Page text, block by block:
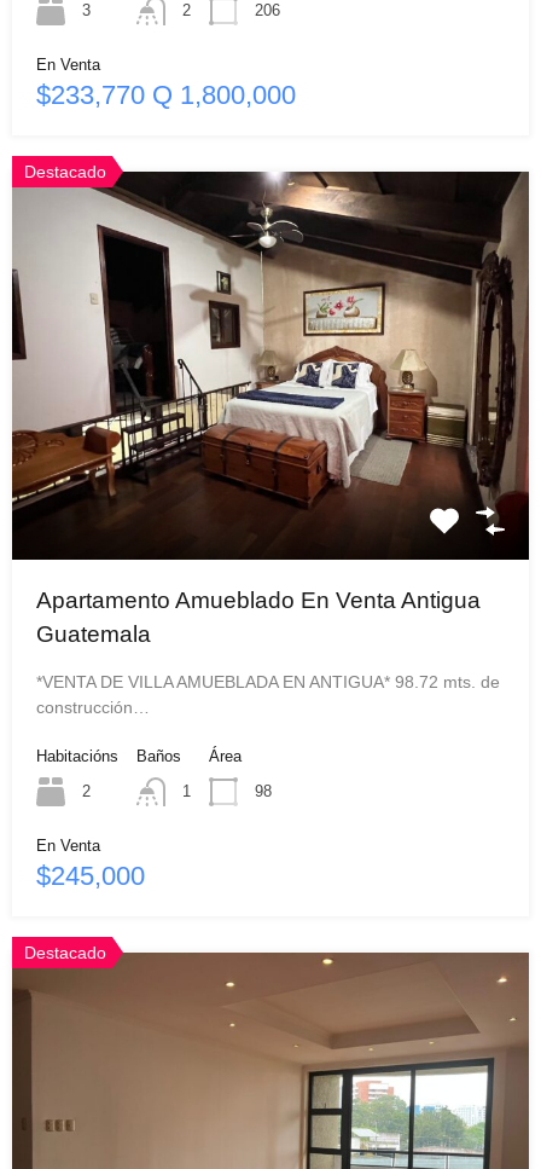
3
2
206
En Venta
$233,770 Q 1,800,000
Destacado
Apartamento Amueblado En Venta Antigua
Guatemala
*VENTA DE VILLA AMUEBLADA EN ANTIGUA* 98.72 mts. de
construcción…
Habitacións
2
Baños
1
Área
98
En Venta
$245,000
Destacado